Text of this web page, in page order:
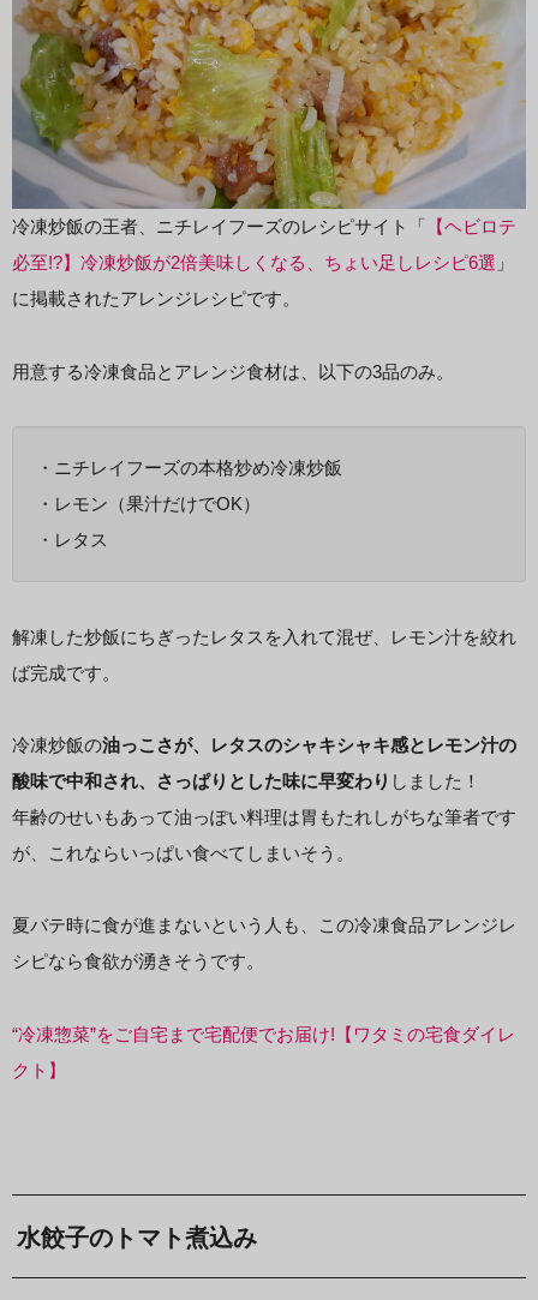
冷凍炒飯の王者、ニチレイフーズのレシピサイト「 【ヘビロテ
必至!?】冷凍炒飯が2倍美味しくなる、ちょい足しレシピ6選 」
に掲載されたアレンジレシピです。
用意する冷凍食品とアレンジ食材は、以下の3品のみ。
・ニチレイフーズの本格炒め冷凍炒飯
・レモン（果汁だけでOK）
・レタス
解凍した炒飯にちぎったレタスを入れて混ぜ、レモン汁を絞れ
ば完成です。
冷凍炒飯の油っこさが、レタスのシャキシャキ感とレモン汁の
酸味で中和され、さっぱりとした味に早変わり しました！
年齢のせいもあって油っぽい料理は胃もたれしがちな筆者です
が、これならいっぱい食べてしまいそう。
夏バテ時に食が進まないという人も、この冷凍食品アレンジレ
シピなら食欲が湧きそうです。
“冷凍惣菜”をご自宅まで宅配便でお届け!【ワタミの宅食ダイレ
クト】
水餃子のトマト煮込み